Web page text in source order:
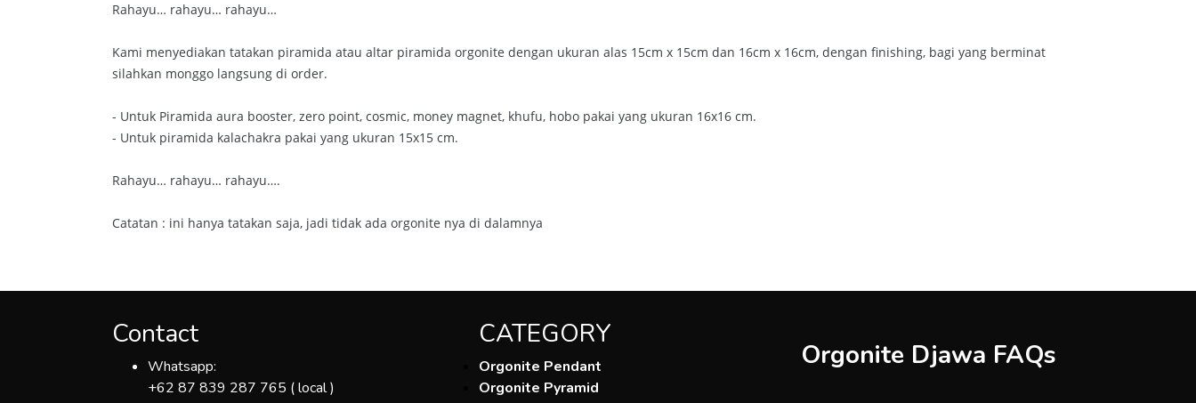
Rahayu… rahayu… rahayu…
Kami menyediakan tatakan piramida atau altar piramida orgonite dengan ukuran alas 15cm x 15cm dan 16cm x 16cm, dengan finishing, bagi yang berminat
silahkan monggo langsung di order.
- Untuk Piramida aura booster, zero point, cosmic, money magnet, khufu, hobo pakai yang ukuran 16x16 cm.
- Untuk piramida kalachakra pakai yang ukuran 15x15 cm.
Rahayu… rahayu… rahayu….
Catatan : ini hanya tatakan saja, jadi tidak ada orgonite nya di dalamnya
Contact
Whatsapp:
+62 87 839 287 765 ( local )
CATEGORY
Orgonite Pendant
Orgonite Pyramid
Orgonite Djawa FAQs